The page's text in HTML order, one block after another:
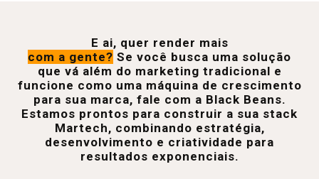
E ai, quer render mais
com a gente? Se você busca uma solução
que vá além do marketing tradicional e
funcione como uma máquina de crescimento
para sua marca, fale com a Black Beans.
Estamos prontos para construir a sua stack
Martech, combinando estratégia,
desenvolvimento e criatividade para
resultados exponenciais.